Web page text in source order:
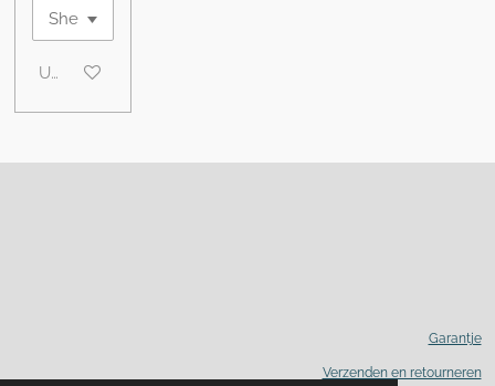
Uitgeschakeld
Garantje
Verzenden en retourneren